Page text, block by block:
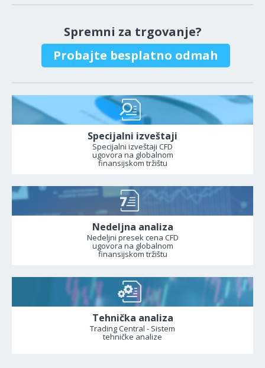
Spremni za trgovanje?
Probajte besplatno odmah
Specijalni izveštaji
Specijalni izveštaji CFD
ugovora na globalnom
finansijskom tržištu
Nedeljna analiza
Nedeljni presek cena CFD
ugovora na globalnom
finansijskom tržištu
Tehnička analiza
Trading Central - Sistem
tehničke analize